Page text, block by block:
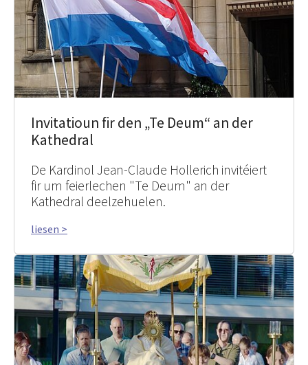
Invitatioun fir den „Te Deum“ an der
Kathedral
De Kardinol Jean-Claude Hollerich invitéiert
fir um feierlechen "Te Deum" an der
Kathedral deelzehuelen.
liesen >